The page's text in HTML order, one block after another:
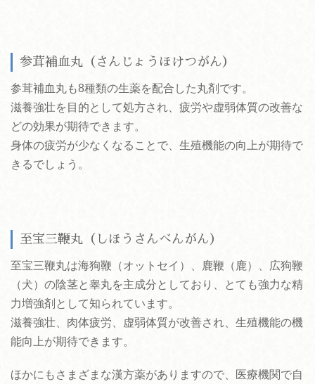
参茸補血丸（さんじょうほけつがん）
参茸補血丸も8種類の生薬を配合した丸剤です。
滋養強壮を目的として処方され、疲労や虚弱体質の改善な
どの効果が期待できます。
身体の疲労が少なくなることで、生殖機能の向上が期待で
きるでしょう。
至宝三鞭丸（しほうさんべんがん）
至宝三鞭丸は海狗鞭（オットセイ）、鹿鞭（鹿）、広狗鞭
（犬）の陰茎と睾丸を主成分としており、とても強力な精
力増強剤として知られています。
滋養強壮、肉体疲労、虚弱体質が改善され、生殖機能の機
能向上が期待できます。
ほかにもさまざまな漢方薬がありますので、医療機関で自